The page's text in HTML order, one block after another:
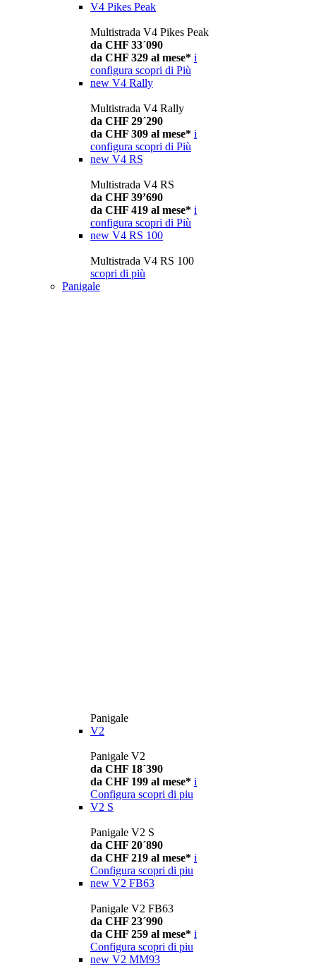
V4 Pikes Peak
Multistrada V4 Pikes Peak
da CHF 33´090
da CHF 329 al mese* i
configura scopri di Più
new V4 Rally
Multistrada V4 Rally
da CHF 29´290
da CHF 309 al mese* i
configura scopri di Più
new V4 RS
Multistrada V4 RS
da CHF 39’690
da CHF 419 al mese* i
configura scopri di Più
new V4 RS 100
Multistrada V4 RS 100
scopri di più
Panigale
Panigale
V2
Panigale V2
da CHF 18´390
da CHF 199 al mese* i
Configura scopri di piu
V2 S
Panigale V2 S
da CHF 20´890
da CHF 219 al mese* i
Configura scopri di piu
new V2 FB63
Panigale V2 FB63
da CHF 23´990
da CHF 259 al mese* i
Configura scopri di piu
new V2 MM93